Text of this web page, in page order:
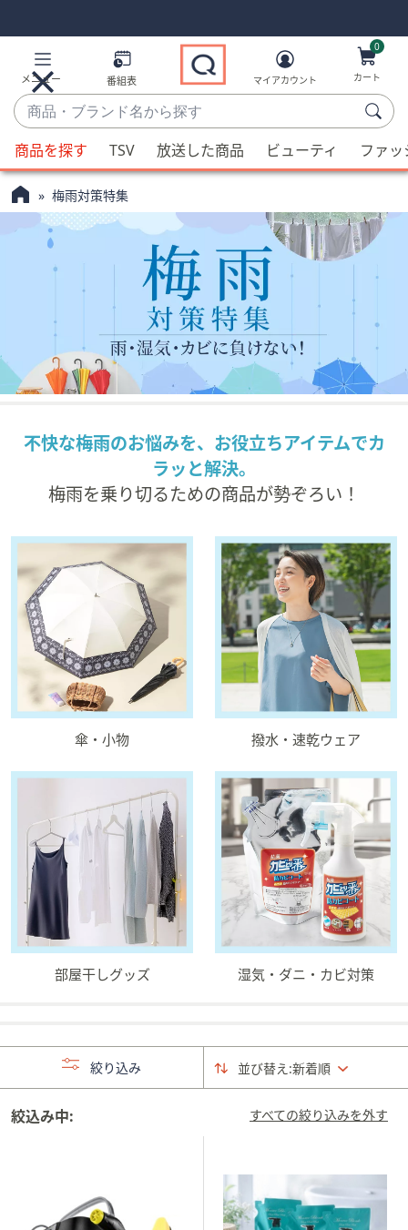
Links
Links2
メニュー 番組表
商
品・
ブ
ラ
ン
ド
名
候
補
が
利
下
印
た
タ
ッ
チ
ス
右
ワ
プ
し
て
閲
マイアカウント
0
カート
商品を探す TSV 放送した商品 ビューティ ファ
梅雨対策特集
不快な梅雨のお悩みを、お役立ちアイテムでカ
ラッと解決。
梅雨を乗り切るための商品が勢ぞろい！
傘・小物 撥水・速乾ウェア
部屋干しグッズ 湿気・ダニ・カビ対策
並び替え:新着順
絞り込み
すべての絞り込みを外す
絞込み中: